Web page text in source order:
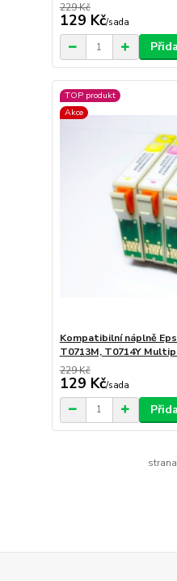
229 Kč
129 Kč/sada
TOP produkt
Akce
Kompatibilní náplně
T0713M, T0714Y
229 Kč
129 Kč/sada
strana